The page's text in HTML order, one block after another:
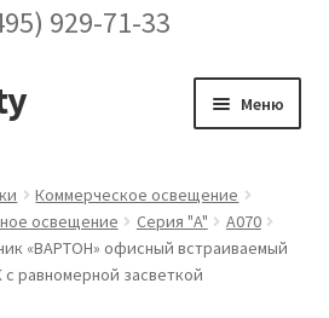
929-71-33
Меню
Коммерческое освещение
освещение
Серия "A"
A070
«ВАРТОН» офисный встраиваемый
с равномерной засветкой